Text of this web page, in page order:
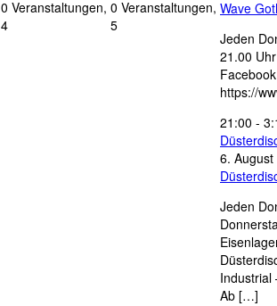
0 Veranstaltungen,
4
0 Veranstaltungen,
5
Wave
Jeden
21.00
https://
21:00 -
6.
Jeden
Industrial
Ab […]